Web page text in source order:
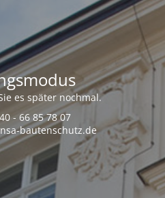
es später nochmal.
- 66 85 78 07
bautenschutz.de